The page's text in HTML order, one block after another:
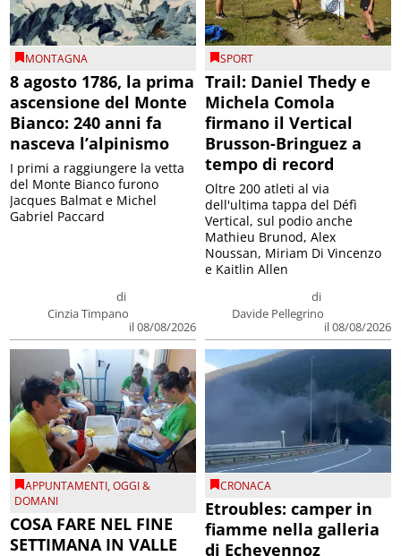
MONTAGNA
8 agosto 1786, la prima
ascensione del Monte
Bianco: 240 anni fa
nasceva l’alpinismo
di
Cinzia Timpano
il 08/08/2026
I primi a raggiungere la vetta
del Monte Bianco furono
Jacques Balmat e Michel
Gabriel Paccard
SPORT
Trail: Daniel Thedy e
Michela Comola
firmano il Vertical
Brusson-Bringuez a
tempo di record
di
Davide Pellegrino
il 08/08/2026
Oltre 200 atleti al via
dell'ultima tappa del Défì
Vertical, sul podio anche
Mathieu Brunod, Alex
Noussan, Miriam Di Vincenzo
e Kaitlin Allen
APPUNTAMENTI,OGGI &
DOMANI
COSA FARE NEL FINE
SETTIMANA IN VALLE
CRONACA
Etroubles: camper in
fiamme nella galleria
di Echevennoz